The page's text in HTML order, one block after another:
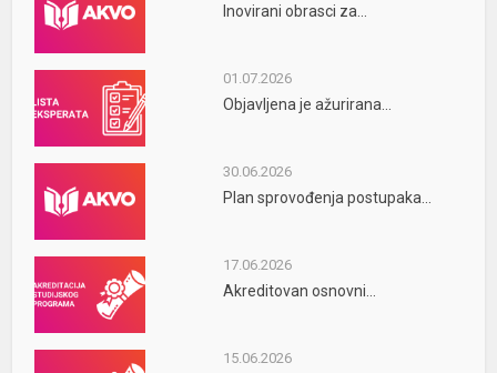
Inovirani obrasci za...
01.07.2026
Objavljena je ažurirana...
30.06.2026
Plan sprovođenja postupaka...
17.06.2026
Akreditovan osnovni...
15.06.2026